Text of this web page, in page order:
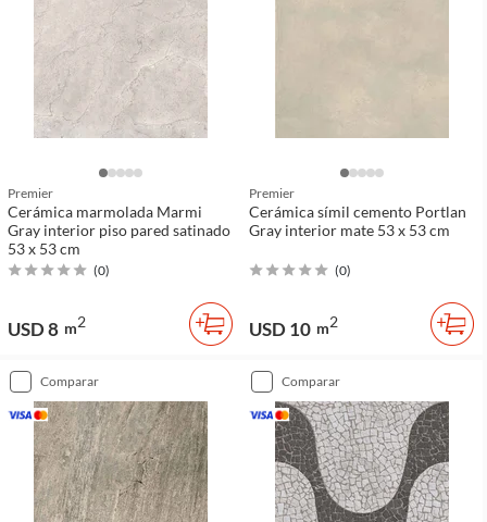
Premier
Cerámica marmolada Marmi
Gray interior piso pared satinado
53 x 53 cm
(0)
USD 8 m2
Premier
Cerámica símil cemento Portlan
Gray interior mate 53 x 53 cm
(0)
USD 10 m2
comparar comparar